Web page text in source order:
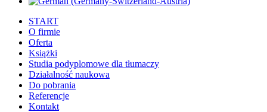
START
O firmie
Oferta
Książki
Studia podyplomowe dla tłumaczy
Działalność naukowa
Do pobrania
Referencje
Kontakt